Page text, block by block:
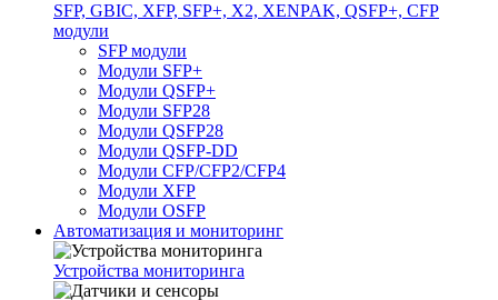
SFP, GBIC, XFP, SFP+, X2, XENPAK, QSFP+, CFP
модули
SFP модули
Модули SFP+
Модули QSFP+
Модули SFP28
Модули QSFP28
Модули QSFP-DD
Модули CFP/CFP2/CFP4
Модули XFP
Модули OSFP
Автоматизация и мониторинг
Устройства мониторинга